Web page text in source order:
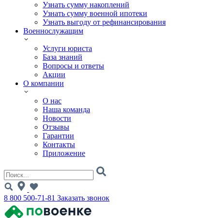
Узнать сумму накоплений
Узнать сумму военной ипотеки
Узнать выгоду от рефинансирования
Военнослужащим
Услуги юриста
База знаний
Вопросы и ответы
Акции
О компании
О нас
Наша команда
Новости
Отзывы
Гарантии
Контакты
Приложение
8 800 500-71-81 Заказать звонок